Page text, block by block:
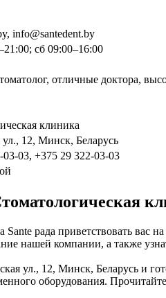
info@santedent.by
сб 09:00–16:00
отличные доктора,
клиника
12, Минск, Беларусь
03-03, +375 29 322-03-03
Sante рада приветствовать
нашей компании, а также
ул., 12, Минск, Беларусь и
оборудования.